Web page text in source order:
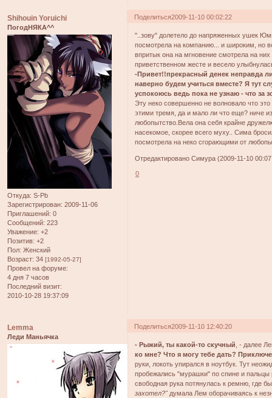
Поделиться2009-11-10 00:02:22
Shihouin Yoruichi
ПогодНЯКА^^
Откуда: S-Pb
Зарегистрирован: 2009-11-06
Приглашений: 0
Сообщений: 223
Уважение: +2
Позитив: +2
Пол: Женский
Возраст: 34 [1992-05-27]
Провел на форуме:
4 дня 7 часов
Последний визит:
2010-10-28 19:37:09
"..зову" долетело до напряженных ушек
посмотрела на компанию... и широким, но
впритык она на мгновение смотрела на
приветственном жесте и весело
-Привет!!прекрасный денек неправда
наверно будем учиться вместе? Я тут
успокоюсь ведь пока не узнаю - что за
Эту неко совершенно не волновало что
этими тремя, да и мало ли что еще? ниче
любопытство.Вела она себя крайне
насекомое, скорее всего муху.. Сима
посмотрела на неко сгорающими от
Отредактировано Симура (2009-11-10
0
Поделиться2009-11-10 12:40:20
Lemma
Леди Маньячка
- Рыжий, ты какой-то скучный , - далее
ко мне? Что я могу тебе дать?
руки, локоть упирался в ноутбук. Тут
пробежались "мурашки" по спине и пальцы
свободная рука потянулась к ремню, где
захотел?"думала Лем оборачиваясь к